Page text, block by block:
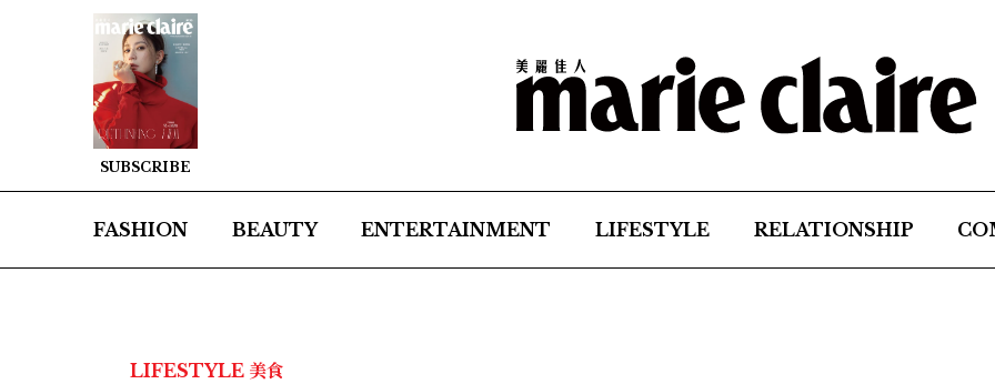
SUBSCRIBE
FASHION BEAUTY ENTERTAINMENT LIFESTYLE RELATIONSHIP
LIFESTYLE 美食